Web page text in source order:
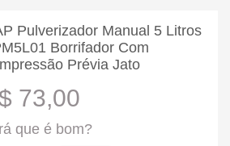
Pulverizador Manual 5 Litros
Borrifador Com
Prévia Jato
73,00
que é bom?